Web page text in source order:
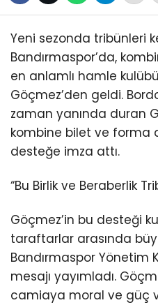
Yeni sezonda tribünleri
Bandırmaspor’da,
en anlamlı hamle
Göçmez’den geldi.
zaman yanında duran
kombine bilet ve forma
desteğe imza attı.
“Bu Birlik ve Beraberlik
Göçmez’in bu desteği
taraftarlar arasında
Bandırmaspor Yönetim
mesajı yayımladı.
camiaya moral ve güç